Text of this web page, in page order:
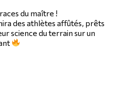
du maître !
des athlètes affûtés, prêts
science du terrain sur un